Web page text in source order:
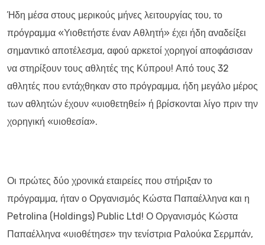
Ήδη μέσα στους μερικούς μήνες λειτουργίας του, το
πρόγραμμα «Υιοθετήστε έναν Αθλητή» έχει ήδη αναδείξει
σημαντικό αποτέλεσμα, αφού αρκετοί χορηγοί αποφάσισαν
να στηρίξουν τους αθλητές της Κύπρου! Από τους 32
αθλητές που εντάχθηκαν στο πρόγραμμα, ήδη μεγάλο μέρος
των αθλητών έχουν «υιοθετηθεί» ή βρίσκονται λίγο πριν την
χορηγική «υιοθεσία».
Οι πρώτες δύο χρονικά εταιρείες που στήριξαν το
πρόγραμμα, ήταν ο Οργανισμός Κώστα Παπαέλληνα και η
Petrolina (Holdings) Public Ltd! Ο Οργανισμός Κώστα
Παπαέλληνα «υιοθέτησε» την τενίστρια Ραλούκα Σερμπάν,